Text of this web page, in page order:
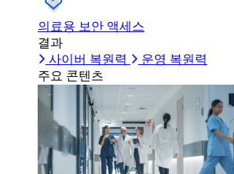
의료용 보안 액세스
결과
사이버 복원력
운영 복원력
주요 콘텐츠